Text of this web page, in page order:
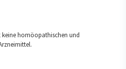
keine homöopathischen und